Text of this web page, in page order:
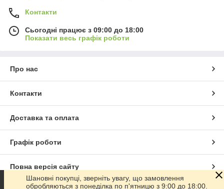
Контакти
Сьогодні працює з 09:00 до 18:00
Показати весь графік роботи
Про нас
Контакти
Доставка та оплата
Графік роботи
Повна версія сайту
Шановні покупці, зверніть увагу, що замовлення
обробляються з понеділка по п'ятницю з 9:00 до 18:00.